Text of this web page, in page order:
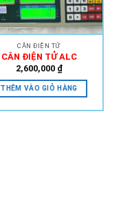
CÂN ĐIỆN TỬ
CÂN ĐIỆN TỬ ALC
2,600,000 ₫
THÊM VÀO GIỎ HÀNG